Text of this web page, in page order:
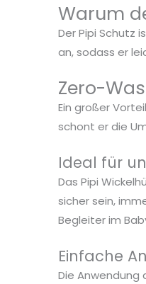
Warum
Der Pipi Schutz
an, sodass er
Zero-
Ein großer
schont er die
Ideal für
Das Pipi
sicher sein,
Begleiter im
Einfache
Die Anwendung